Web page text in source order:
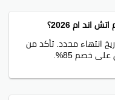
وتحقق من العروض
فريقنا يبحث عن
كود خصم اتش اند ام
أن فريقنا يحرص
ام 2026؟
اتش اند ام 2026 له تاريخ انتهاء محدد. تأكد من
خصم 85%.